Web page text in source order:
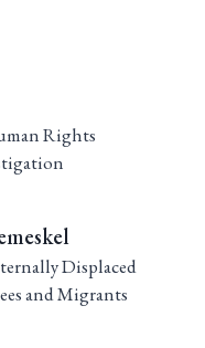
Rights
Displaced
and Migrants